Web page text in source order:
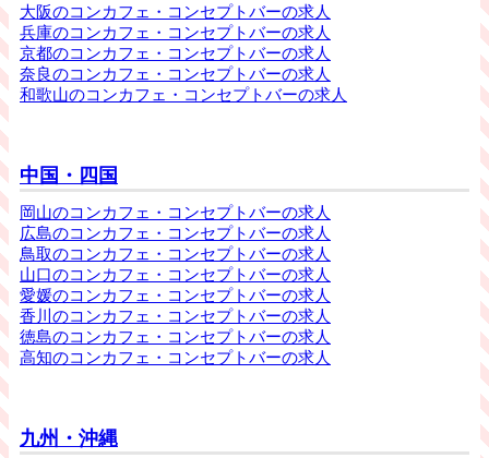
大阪のコンカフェ・コンセプトバーの求人
兵庫のコンカフェ・コンセプトバーの求人
京都のコンカフェ・コンセプトバーの求人
奈良のコンカフェ・コンセプトバーの求人
和歌山のコンカフェ・コンセプトバーの求人
中国・四国
岡山のコンカフェ・コンセプトバーの求人
広島のコンカフェ・コンセプトバーの求人
鳥取のコンカフェ・コンセプトバーの求人
山口のコンカフェ・コンセプトバーの求人
愛媛のコンカフェ・コンセプトバーの求人
香川のコンカフェ・コンセプトバーの求人
徳島のコンカフェ・コンセプトバーの求人
高知のコンカフェ・コンセプトバーの求人
九州・沖縄